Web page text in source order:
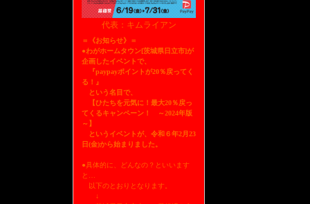
代表：キムライアン
＝《お知らせ》＝
●わがホームタウン[茨城県日立市]が
企画したイベントで、
『paypayポイントが20％戻ってく
る！』
という名目で、
【ひたちを元気に！最大20％戻っ
てくるキャンペーン！ ～2024年版
～】
というイベントが、令和６年2月23
日(金)から始まりました。
●具体的に、どんなの？といいます
と…
以下のとおりとなります。
↓